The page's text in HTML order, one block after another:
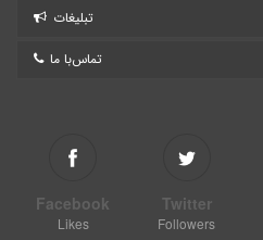
تبلیغات
تماس‌با ما
Facebook
Likes
Twitter
Followers